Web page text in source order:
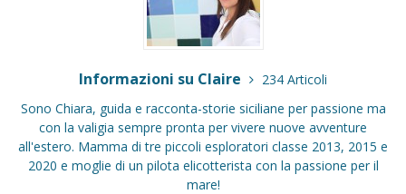
Informazioni su Claire
234 Articoli
Sono Chiara, guida e racconta-storie siciliane per passione ma
con la valigia sempre pronta per vivere nuove avventure
all'estero. Mamma di tre piccoli esploratori classe 2013, 2015 e
2020 e moglie di un pilota elicotterista con la passione per il
mare!